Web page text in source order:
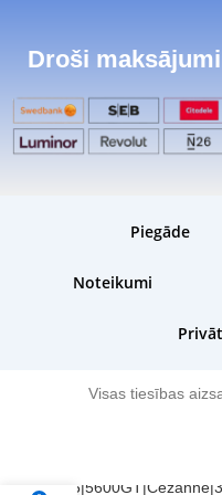
Droši maksājumi
Piegāde
Noteikumi
Visas tiesības